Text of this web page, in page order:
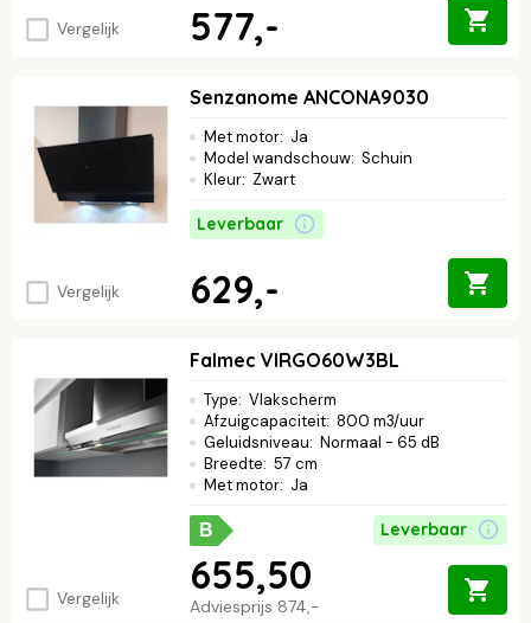
Vergelijk 577,-
Vergelijk
Senzanome ANCONA9030
Met motor: Ja
Model wandschouw: Schuin
Kleur: Zwart
Leverbaar
629,-
Vergelijk
Falmec VIRGO60W3BL
Type: Vlakscherm
Afzuigcapaciteit: 800 m3/uur
Geluidsniveau: Normaal - 65 dB
Breedte: 57 cm
Met motor: Ja
B Leverbaar
Adviesprijs 874,-
655,50